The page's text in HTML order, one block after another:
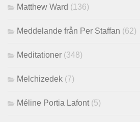
Matthew Ward (136)
Meddelande från Per Staffan (62)
Meditationer (348)
Melchizedek (7)
Méline Portia Lafont(5)